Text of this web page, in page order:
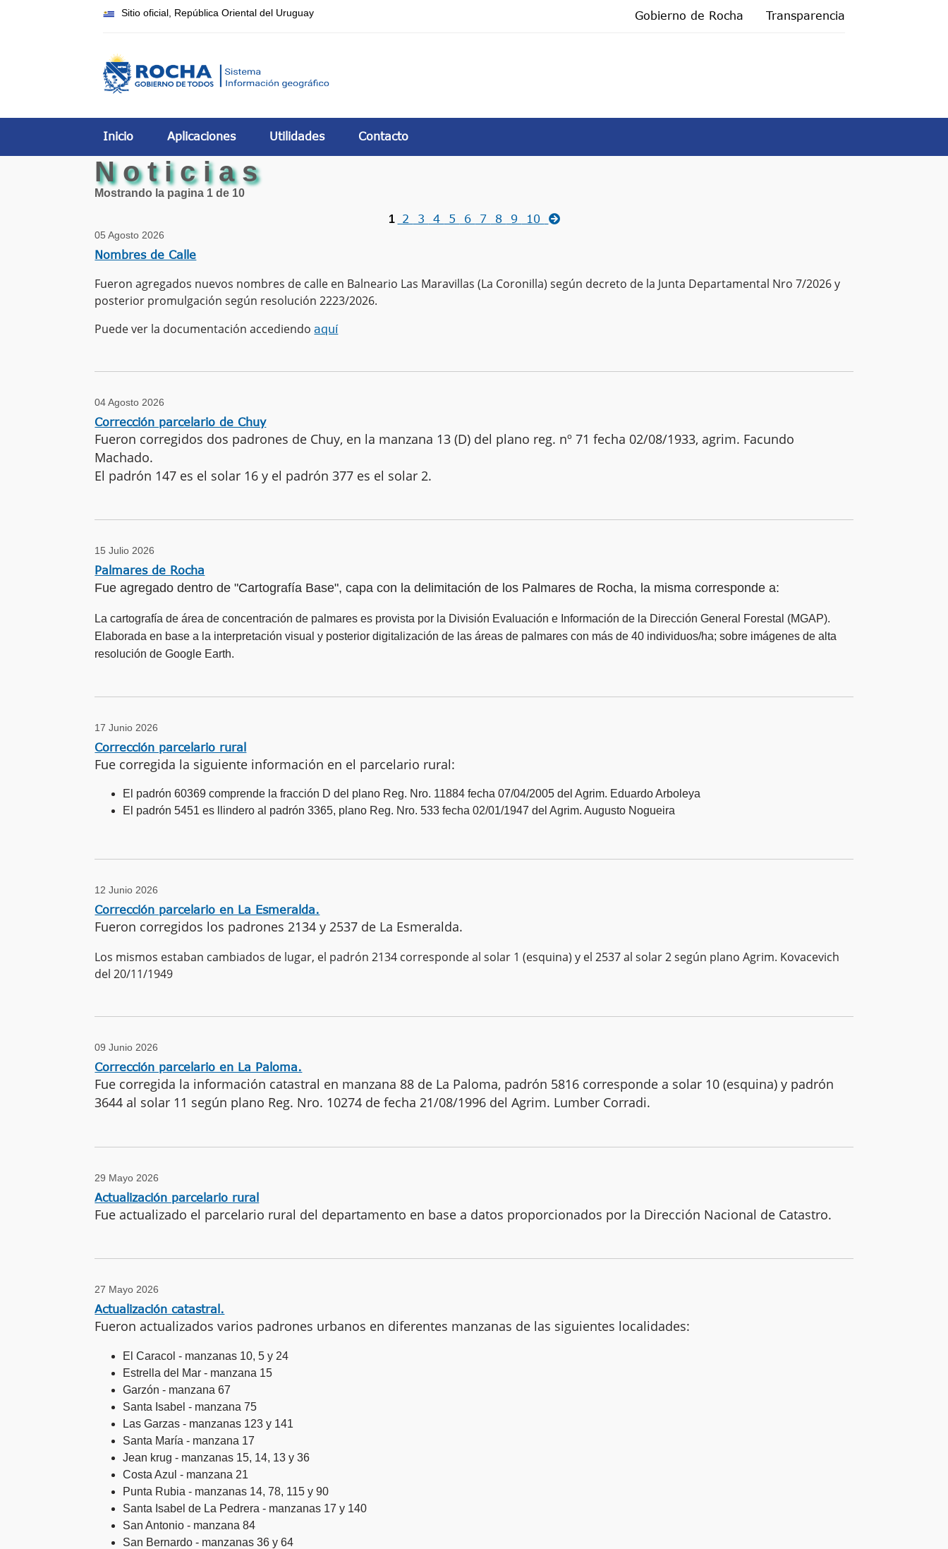
Sitio oficial, República Oriental del Uruguay Gobierno de Rocha Transparencia
Inicio Aplicaciones Utilidades Contacto
N o t i c i a s
Mostrando la pagina 1 de 10
1 2 3 4 5 6 7 8 9 10
05 Agosto 2026
Nombres de Calle
Fueron agregados nuevos nombres de calle en Balneario Las Maravillas (La Coronilla) según decreto de la Junta Departamental Nro 7/2026 y
posterior promulgación según resolución 2223/2026.
Puede ver la documentación accediendoaquí
04 Agosto 2026
Corrección parcelario de Chuy
Fueron corregidos dos padrones de Chuy, en la manzana 13 (D) del plano reg. nº 71 fecha 02/08/1933, agrim. Facundo
Machado.
El padrón 147 es el solar 16 y el padrón 377 es el solar 2.
15 Julio 2026
Palmares de Rocha
Fue agregado dentro de "Cartografía Base", capa con la delimitación de los Palmares de Rocha, la misma corresponde a:
La cartografía de área de concentración de palmares es provista por la División Evaluación e Información de la Dirección General Forestal (MGAP).
Elaborada en base a la interpretación visual y posterior digitalización de las áreas de palmares con más de 40 individuos/ha; sobre imágenes de alta
resolución de Google Earth.
17 Junio 2026
Corrección parcelario rural
Fue corregida la siguiente información en el parcelario rural:
El padrón 60369 comprende la fracción D del plano Reg. Nro. 11884 fecha 07/04/2005 del Agrim. Eduardo Arboleya
El padrón 5451 es llindero al padrón 3365, plano Reg. Nro. 533 fecha 02/01/1947 del Agrim. Augusto Nogueira
12 Junio 2026
Corrección parcelario en La Esmeralda.
Fueron corregidos los padrones 2134 y 2537 de La Esmeralda.
Los mismos estaban cambiados de lugar, el padrón 2134 corresponde al solar 1 (esquina) y el 2537 al solar 2 según plano Agrim. Kovacevich
del 20/11/1949
09 Junio 2026
Corrección parcelario en La Paloma.
Fue corregida la información catastral en manzana 88 de La Paloma, padrón 5816 corresponde a solar 10 (esquina) y padrón
3644 al solar 11 según plano Reg. Nro. 10274 de fecha 21/08/1996 del Agrim. Lumber Corradi.
29 Mayo 2026
Actualización parcelario rural
Fue actualizado el parcelario rural del departamento en base a datos proporcionados por la Dirección Nacional de Catastro.
27 Mayo 2026
Actualización catastral.
Fueron actualizados varios padrones urbanos en diferentes manzanas de las siguientes localidades:
El Caracol - manzanas 10, 5 y 24
Estrella del Mar - manzana 15
Garzón - manzana 67
Santa Isabel - manzana 75
Las Garzas - manzanas 123 y 141
Santa María - manzana 17
Jean krug - manzanas 15, 14, 13 y 36
Costa Azul - manzana 21
Punta Rubia - manzanas 14, 78, 115 y 90
Santa Isabel de La Pedrera - manzanas 17 y 140
San Antonio - manzana 84
San Bernardo - manzanas 36 y 64